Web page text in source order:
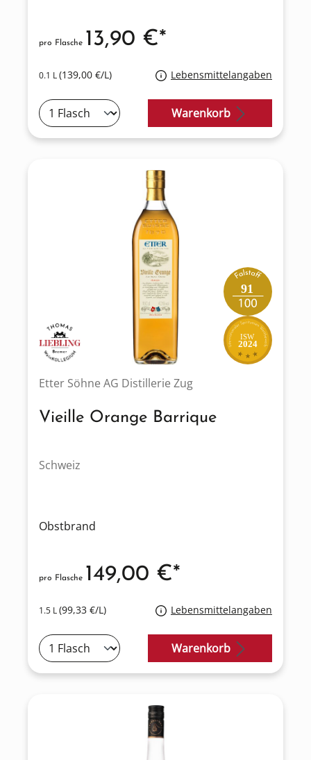
0.1 L(139,00 €/L) Lebensmittelangaben
pro Flasche 13,90 €*
Warenkorb
91
2024
ISW
Etter Söhne AG Distillerie Zug
Vieille Orange Barrique
Schweiz
Obstbrand
1.5 L(99,33 €/L) Lebensmittelangaben
pro Flasche 149,00 €*
Warenkorb